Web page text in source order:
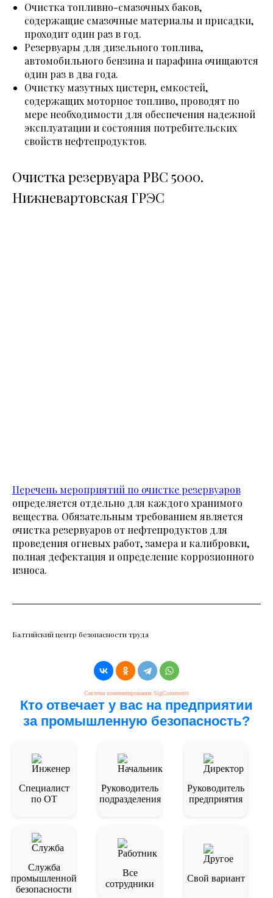
Очистка топливно-смазочных баков,
содержащие смазочные материалы и присадки,
проходит один раз в год.
Резервуары для дизельного топлива,
автомобильного бензина и парафина очищаются
один раз в два года.
Очистку мазутных цистерн, емкостей,
содержащих моторное топливо, проводят по
мере необходимости для обеспечения надежной
эксплуатации и состояния потребительских
свойств нефтепродуктов.
Очистка резервуара РВС 5000.
Нижневартовская ГРЭС
Перечень мероприятий по очистке резервуаров
определяется отдельно для каждого хранимого
вещества. Обязательным требованием является
очистка резервуаров от нефтепродуктов для
проведения огневых работ, замера и калибровки,
полная дефектация и определение коррозионного
износа.
Балтийский центр безопасности труда
Система комментирования SigComments
Кто отвечает у вас на предприятии
за промышленную безопасность?
Специалист
по ОТ
Руководитель
подразделения
Руководитель
предприятия
Служба
промышленной
безопасности
Все
сотрудники
Свой вариант